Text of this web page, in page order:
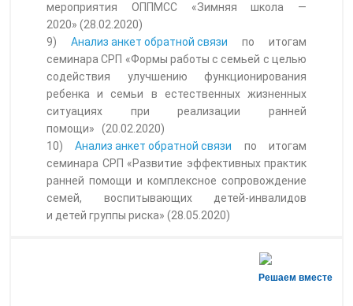
мероприятия ОППМСС «Зимняя школа —
2020» (28.02.2020)
9) Анализ анкет обратной связи по итогам
семинара СРП «Формы работы с семьей с целью
содействия улучшению функционирования
ребенка и семьи в естественных жизненных
ситуациях при реализации ранней
помощи» (20.02.2020)
10)Анализ анкет обратной связи по итогам
семинара СРП «Развитие эффективных практик
ранней помощи и комплексное сопровождение
семей, воспитывающих детей-инвалидов
и детей группы риска» (28.05.2020)
Решаем вместе